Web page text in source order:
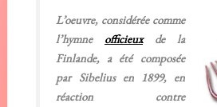
L’oeuvre, considérée comme
l’hymne officieuxde la
Finlande, a été composée
par Sibelius en 1899, en
réaction contre